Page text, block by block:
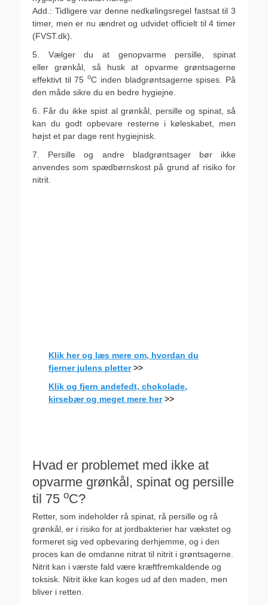
Add.: Tidligere var denne nedkølingsregel fastsat til 3
timer, men er nu ændret og udvidet officielt til 4 timer
(FVST.dk).
5. Vælger du at genopvarme persille, spinat
eller grønkål, så husk at opvarme grøntsagerne
effektivt til 75oC inden bladgrøntsagerne spises. På
den måde sikre du en bedre hygiejne.
6. Får du ikke spist al grønkål, persille og spinat, så
kan du godt opbevare resterne i køleskabet, men
højst et par dage rent hygiejnisk.
7. Persille og andre bladgrøntsager bør ikke
anvendes som spædbørnskost på grund af risiko for
nitrit.
Klik her og læs mere om, hvordan du
fjerner julens pletter>>
Klik og fjern andefedt, chokolade,
kirsebær og meget mere her>>
Hvad er problemet med ikke at
opvarme grønkål, spinat og persille
til 75 oC?
Retter, som indeholder rå spinat, rå persille og rå
grønkål, er i risiko for at jordbakterier har vækstet og
formeret sig ved opbevaring derhjemme, og i den
proces kan de omdanne nitrat til nitrit i grøntsagerne.
Nitrit kan i værste fald være kræftfremkaldende og
toksisk. Nitrit ikke kan koges ud af den maden, men
bliver i retten.